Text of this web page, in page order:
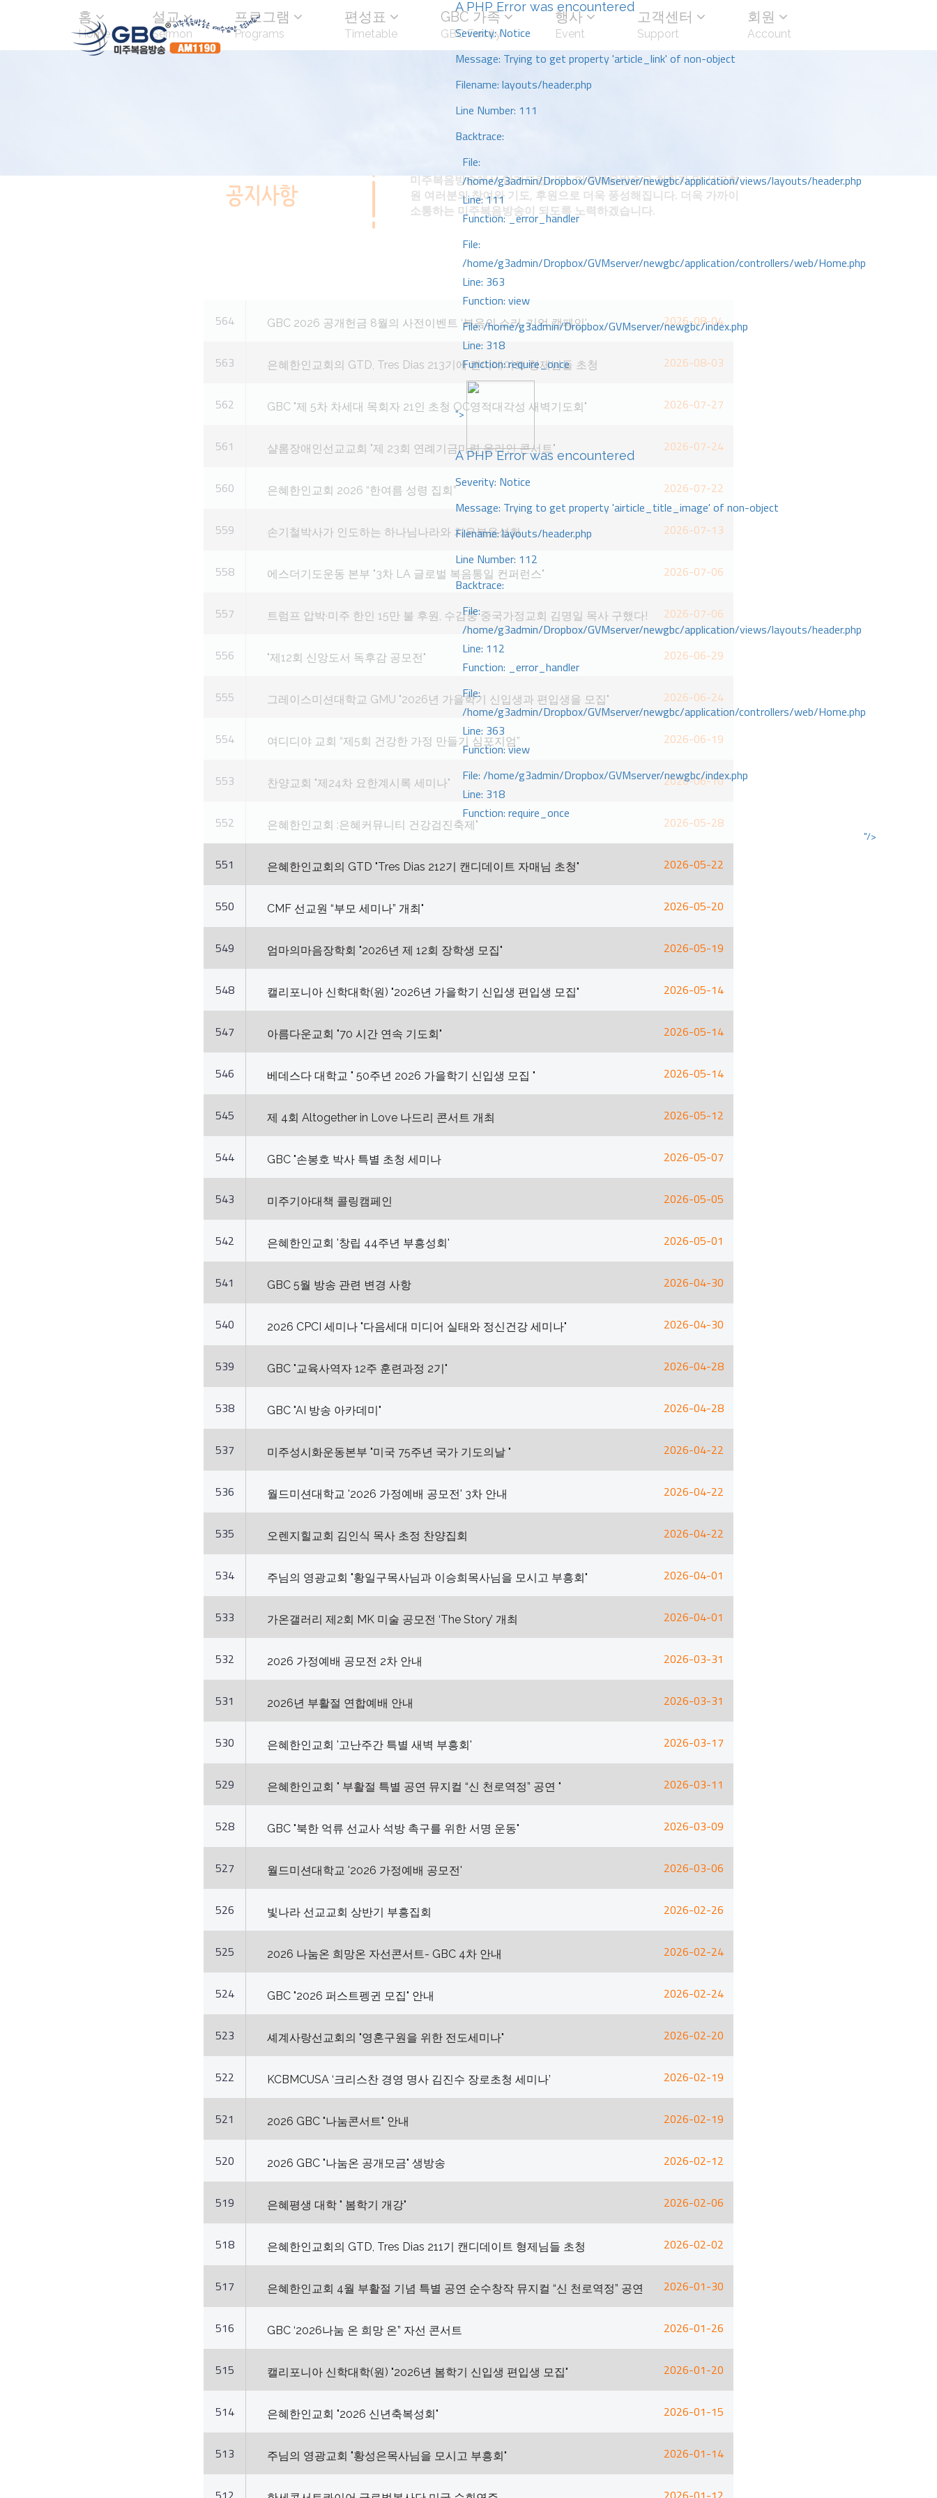
A PHP Error was encountered
Severity: Notice
Message: Trying to get property 'article_link' of non-object
Filename: layouts/header.php
Line Number: 111
Backtrace:
File:
/home/g3admin/Dropbox/GVMserver/newgbc/application/views/layouts/header.php
Line: 111
Function: _error_handler
File:
/home/g3admin/Dropbox/GVMserver/newgbc/application/controllers/web/Home.php
Line: 363
Function: view
File: /home/g3admin/Dropbox/GVMserver/newgbc/index.php
Line: 318
Function: require_once
">
A PHP Error was encountered
Severity: Notice
Message: Trying to get property 'airticle_title_image' of non-object
Filename: layouts/header.php
Line Number: 112
Backtrace:
File:
/home/g3admin/Dropbox/GVMserver/newgbc/application/views/layouts/header.php
Line: 112
Function: _error_handler
File:
/home/g3admin/Dropbox/GVMserver/newgbc/application/controllers/web/Home.php
Line: 363
Function: view
File: /home/g3admin/Dropbox/GVMserver/newgbc/index.php
Line: 318
Function: require_once
"/>
홈
Home
설교
Sermon
프로그램
Programs
편성표
Timetable
GBC 가족
GBC Family
행사
Event
고객센터
Support
회원
Account
미주복음방송에서 알려드립니다. 미주복음방송은 청취자 및 선교회
원 여러분의 참여와 기도, 후원으로 더욱 풍성해집니다. 더욱 가까이
소통하는 미주복음방송이 되도록 노력하겠습니다.
564 GBC 2026 공개헌금 8월의 사전이벤트 ‘복음의 소리, 기억 캠페인’ 2026-08-04
563 은혜한인교회의 GTD, Tres Dias 213기에 캔디데이트 형제님들 초청 2026-08-03
562 GBC "제 5차 차세대 목회자 21인 초청 OC영적대각성 새벽기도회" 2026-07-27
561 샬롬장애인선교교회 "제 23회 연례기금마련 온라인 콘서트" 2026-07-24
560 은혜한인교회 2026 “한여름 성령 집회” 2026-07-22
559 손기철박사가 인도하는 하나님나라와 치유복음성회 2026-07-13
558 에스더기도운동 본부 "3차 LA 글로벌 복음통일 컨퍼런스" 2026-07-06
557 트럼프 압박·미주 한인 15만 불 후원, 수감중 중국가정교회 김명일 목사 구했다! 2026-07-06
556 "제12회 신앙도서 독후감 공모전" 2026-06-29
555 그레이스미션대학교 GMU "2026년 가을학기 신입생과 편입생을 모집" 2026-06-24
554 여디디야 교회 “제5회 건강한 가정 만들기 심포지엄” 2026-06-19
553 찬양교회 "제24차 요한계시록 세미나" 2026-06-10
552 은혜한인교회 :은혜커뮤니티 건강검진축제" 2026-05-28
551 은혜한인교회의 GTD "Tres Dias 212기 캔디데이트 자매님 초청" 2026-05-22
550 CMF 선교원 “부모 세미나” 개최" 2026-05-20
549 엄마의마음장학회 "2026년 제 12회 장학생 모집" 2026-05-19
548 캘리포니아 신학대학(원) "2026년 가을학기 신입생 편입생 모집" 2026-05-14
547 아름다운교회 "70 시간 연속 기도회" 2026-05-14
546 베데스다 대학교 " 50주년 2026 가을학기 신입생 모집 " 2026-05-14
545 제 4회 Altogether in Love 나드리 콘서트 개최 2026-05-12
544 GBC "손봉호 박사 특별 초청 세미나 2026-05-07
543 미주기아대책 콜링캠페인 2026-05-05
542 은혜한인교회 '창립 44주년 부흥성회' 2026-05-01
541 GBC 5월 방송 관련 변경 사항 2026-04-30
540 2026 CPCI 세미나 "다음세대 미디어 실태와 정신건강 세미나" 2026-04-30
539 GBC "교육사역자 12주 훈련과정 2기" 2026-04-28
538 GBC "AI 방송 아카데미" 2026-04-28
537 미주성시화운동본부 "미국 75주년 국가 기도의날 " 2026-04-22
536 월드미션대학교 '2026 가정예배 공모전' 3차 안내 2026-04-22
535 오렌지힐교회 김인식 목사 초정 찬양집회 2026-04-22
534 주님의 영광교회 "황일구목사님과 이승희목사님을 모시고 부흥회" 2026-04-01
533 가온갤러리 제2회 MK 미술 공모전 ‘The Story’ 개최 2026-04-01
532 2026 가정예배 공모전 2차 안내 2026-03-31
531 2026년 부활절 연합예배 안내 2026-03-31
530 은혜한인교회 '고난주간 특별 새벽 부흥회' 2026-03-17
529 은혜한인교회 " 부활절 특별 공연 뮤지컬 “신 천로역정” 공연 " 2026-03-11
528 GBC "북한 억류 선교사 석방 촉구를 위한 서명 운동" 2026-03-09
527 월드미션대학교 '2026 가정예배 공모전' 2026-03-06
526 빛나라 선교교회 상반기 부흥집회 2026-02-26
525 2026 나눔온 희망온 자선콘서트- GBC 4차 안내 2026-02-24
524 GBC "2026 퍼스트펭귄 모집" 안내 2026-02-24
523 셰계사랑선교회의 "영혼구원을 위한 전도세미나" 2026-02-20
522 KCBMCUSA ‘크리스찬 경영 명사 김진수 장로초청 세미나’ 2026-02-19
521 2026 GBC "나눔콘서트" 안내 2026-02-19
520 2026 GBC "나눔온 공개모금" 생방송 2026-02-12
519 은혜평생 대학 " 봄학기 개강" 2026-02-06
518 은혜한인교회의 GTD, Tres Dias 211기 캔디데이트 형제님들 초청 2026-02-02
517 은혜한인교회 4월 부활절 기념 특별 공연 순수창작 뮤지컬 “신 천로역정” 공연 2026-01-30
516 GBC ‘2026나눔 온 희망 온” 자선 콘서트 2026-01-26
515 캘리포니아 신학대학(원) "2026년 봄학기 신입생 편입생 모집" 2026-01-20
514 은혜한인교회 "2026 신년축복성회" 2026-01-15
513 주님의 영광교회 "황성은목사님을 모시고 부흥회" 2026-01-14